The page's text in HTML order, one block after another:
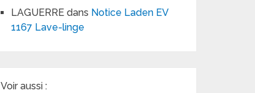
LAGUERRE dans Notice Laden EV
1167 Lave-linge
Voir aussi :